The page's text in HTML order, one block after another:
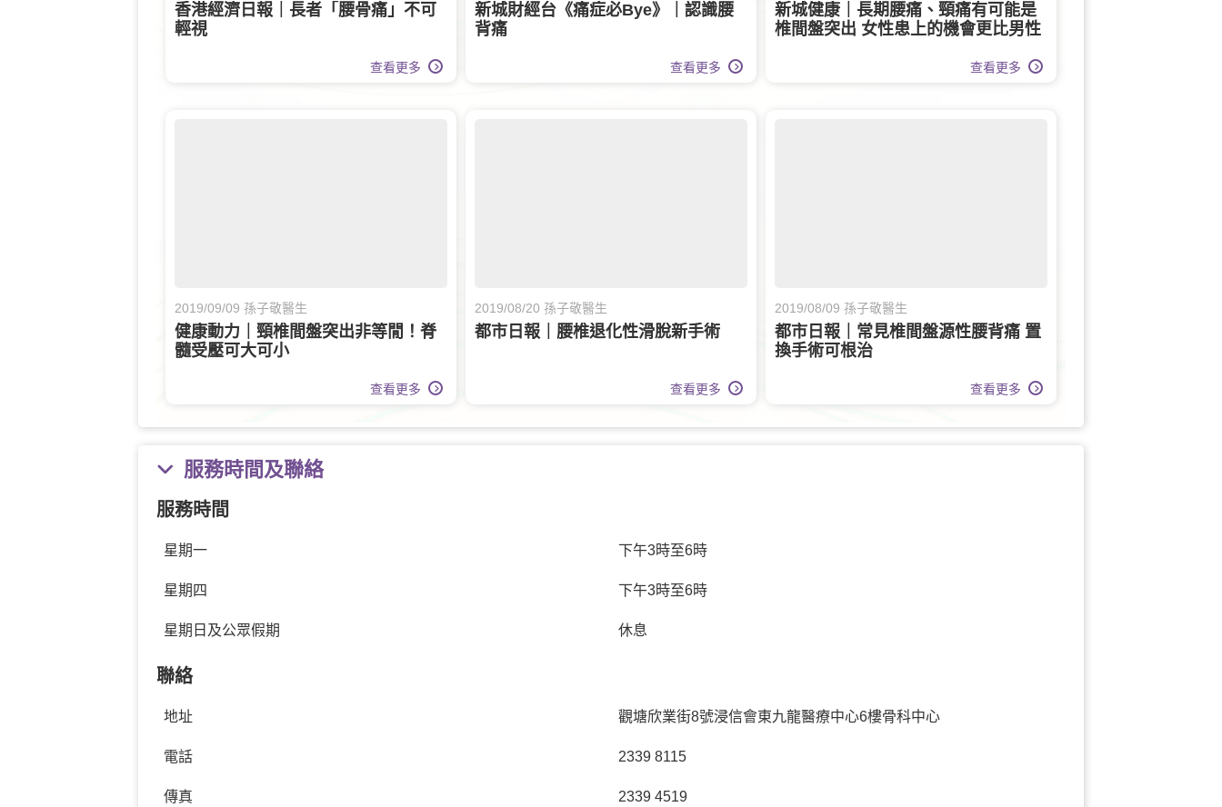
香港經濟日報｜長者「腰骨痛」不可
輕視
查看更多
新城財經台《痛症必Bye》｜認識腰
背痛
查看更多
新城健康｜長期腰痛、頸痛有可能是
椎間盤突出 女性患上的機會更比男性
查看更多
2019/09/09 孫子敬醫生
健康動力｜頸椎間盤突出非等閒！脊
髓受壓可大可小
查看更多
2019/08/20 孫子敬醫生
都市日報｜腰椎退化性滑脫新手術
查看更多
2019/08/09 孫子敬醫生
都市日報｜常見椎間盤源性腰背痛 置
換手術可根治
查看更多
服務時間及聯絡
服務時間
星期一 下午3時至6時
星期四 下午3時至6時
星期日及公眾假期 休息
聯絡
地址 觀塘欣業街8號浸信會東九龍醫療中心6樓骨科中心
電話 2339 8115
傳真 2339 4519